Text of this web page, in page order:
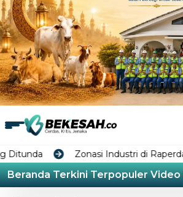
Zonasi Industri di Raperda RTRW
Beranda Terkini Terpopuler Video